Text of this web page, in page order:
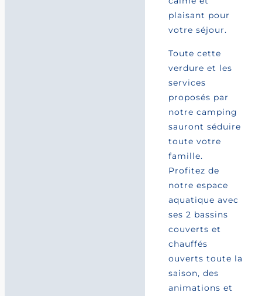
plaisant pour
votre séjour.
Toute cette
verdure et les
services
proposés par
notre camping
sauront séduire
toute votre
famille.
Profitez de
notre espace
aquatique avec
ses 2 bassins
couverts et
chauffés
ouverts toute la
saison, des
animations et